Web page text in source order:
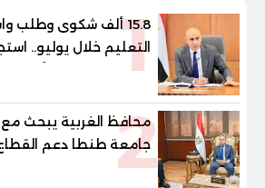
115.8 ألف شكوى وطلب
التعليم خلال يوليو..
لشكاوى الطلاب وأولياء
2
محافظ الغربية يبحث
جامعة طنطا دعم
الاستفادة من الخبرات